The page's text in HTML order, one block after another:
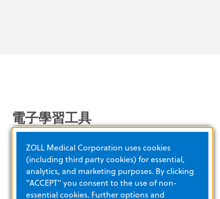
電子學習工具
瞭解更多
ZOLL Medical Corporation uses cookies
(including third party cookies) for essential,
analytics, and marketing purposes. By clicking
"ACCEPT" you consent to the use of non-
essential cookies. Further options and